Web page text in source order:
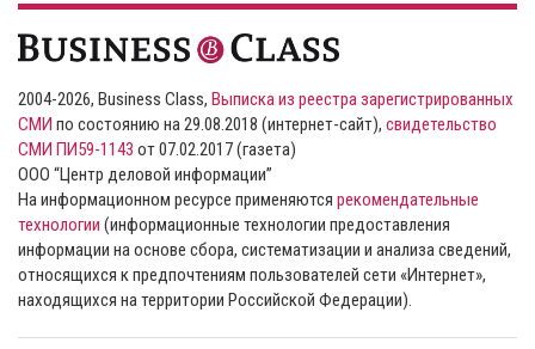
2004-2026, Business Class, Выписка из реестра зарегистрированных
СМИ по состоянию на 29.08.2018 (интернет-сайт), свидетельство
СМИ ПИ59-1143 от 07.02.2017 (газета)
ООО “Центр деловой информации”
На информационном ресурсе применяются рекомендательные
технологии (информационные технологии предоставления
информации на основе сбора, систематизации и анализа сведений,
относящихся к предпочтениям пользователей сети «Интернет»,
находящихся на территории Российской Федерации).